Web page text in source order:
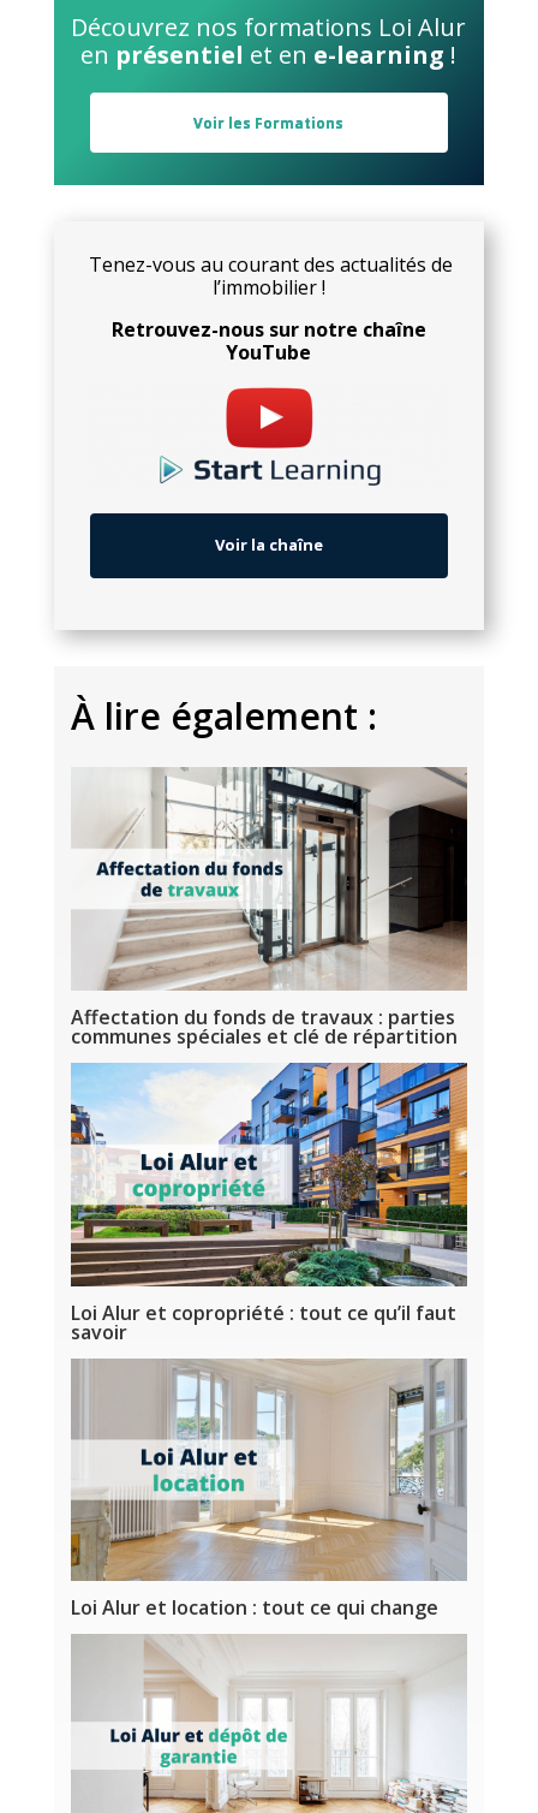
Découvrez nos formations Loi Alur
en présentiel et en e-learning !
Voir les Formations
Tenez-vous au courant des actualités de
l’immobilier !
Retrouvez-nous sur notre chaîne
YouTube
Voir la chaîne
Àlire également :
Affectation du fonds de travaux : parties
communes spéciales et clé de répartition
Loi Alur et copropriété : tout ce qu’il faut
savoir
Loi Alur et location : tout ce qui change